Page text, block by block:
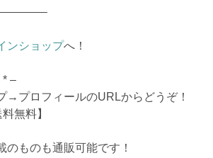
ンショップへ！
* –
→プロフィールのURLからどうぞ！
無料】
のものも通販可能です！